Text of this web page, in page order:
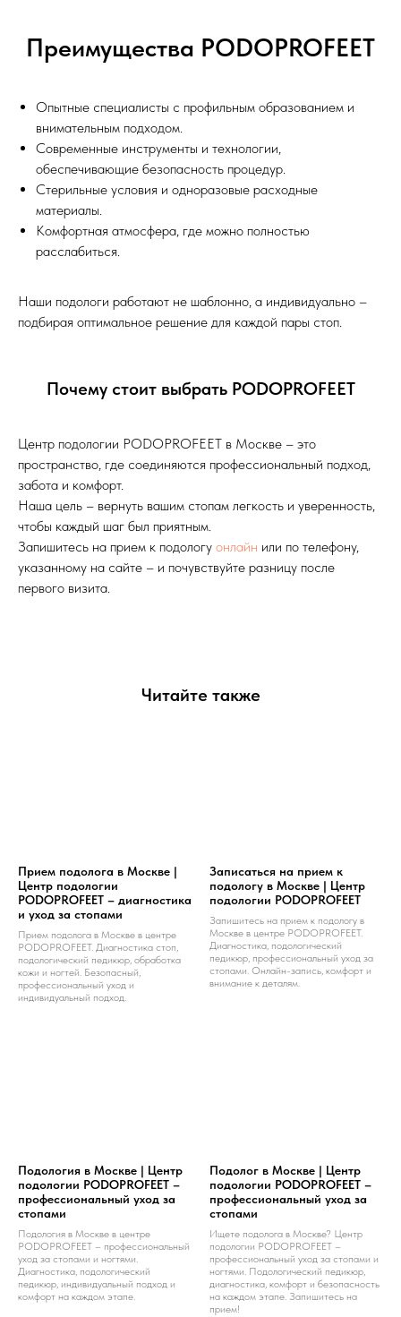
Преимущества PODOPROFEET
Опытные специалисты с профильным образованием и
внимательным подходом.
Современные инструменты и технологии,
обеспечивающие безопасность процедур.
Стерильные условия и одноразовые расходные
материалы.
Комфортная атмосфера, где можно полностью
расслабиться.
Наши подологи работают не шаблонно, а индивидуально –
подбирая оптимальное решение для каждой пары стоп.
Почему стоит выбрать PODOPROFEET
Центр подологии PODOPROFEET в Москве – это
пространство, где соединяются профессиональный подход,
забота и комфорт.
Наша цель – вернуть вашим стопам легкость и уверенность,
чтобы каждый шаг был приятным.
Запишитесь на прием к подологу онлайн или по телефону,
указанному на сайте – и почувствуйте разницу после
первого визита.
Читайте также
Прием подолога в Москве |
Центр подологии
PODOPROFEET – диагностика
и уход за стопами
Прием подолога в Москве в центре
PODOPROFEET. Диагностика стоп,
подологический педикюр, обработка
кожи и ногтей. Безопасный,
профессиональный уход и
индивидуальный подход.
Записаться на прием к
подологу в Москве | Центр
подологии PODOPROFEET
Запишитесь на прием к подологу в
Москве в центре PODOPROFEET.
Диагностика, подологический
педикюр, профессиональный уход за
стопами. Онлайн-запись, комфорт и
внимание к деталям.
Подология в Москве | Центр
подологии PODOPROFEET –
профессиональный уход за
стопами
Подология в Москве в центре
PODOPROFEET – профессиональный
уход за стопами и ногтями.
Диагностика, подологический
педикюр, индивидуальный подход и
комфорт на каждом этапе.
Подолог в Москве | Центр
подологии PODOPROFEET –
профессиональный уход за
стопами
Ищете подолога в Москве? Центр
подологии PODOPROFEET –
профессиональный уход за стопами и
ногтями. Подологический педикюр,
диагностика, комфорт и безопасность
на каждом этапе. Запишитесь на
прием!